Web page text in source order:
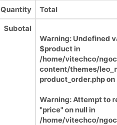
Quantity Total
Subotal
Warning: Undefined
$product in
/home/vitechco/
content/themes/
product_order.phpon
Warning: Attempt to
"price" on null in
/home/vitechco/